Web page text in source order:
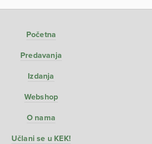
Početna
Predavanja
Izdanja
Webshop
O nama
Učlani se u KEK!